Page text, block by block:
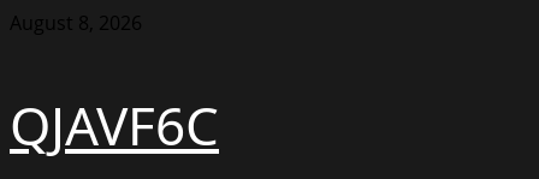
Skip
August 8, 2026
QJAVF6C